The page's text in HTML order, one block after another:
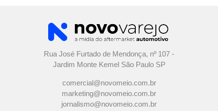
Rua José Furtado de Mendonça, nº 107 -
Jardim Monte Kemel São Paulo SP
comercial@novomeio.com.br
marketing@novomeio.com.br
jornalismo@novomeio.com.br